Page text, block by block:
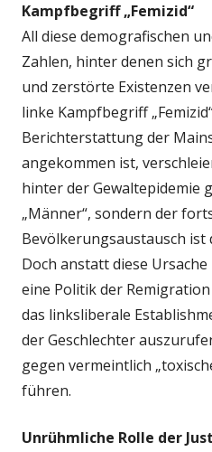
Kampfbegriff „Femizid“
All diese demografischen
Zahlen, hinter denen sich
und zerstörte Existenzen
linke Kampfbegriff
Berichterstattung der
angekommen ist,
hinter der Gewaltepidemie
„Männer“, sondern der
Bevölkerungsaustausch
Doch anstatt diese
eine Politik der
das linksliberale
der Geschlechter
gegen vermeintlich
führen.
Unrühmliche Rolle der